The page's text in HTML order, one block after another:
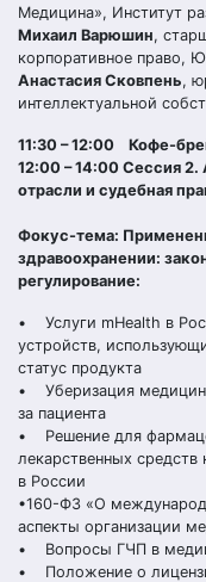
Медицина», Институт
Михаил Варюшин,
корпоративное право,
Анастасия Сковпень,
интеллектуальной
11:30 – 12:00 Кофе-
12:00 – 14:00 Сессия
отрасли и судебная
Фокус-тема:
здравоохранении:
регулирование:
• Услуги mHealth в
устройств,
статус продукта
• Уберизация
за пациента
• Решение для
лекарственных
в России
•160-ФЗ «О
аспекты организации
• Вопросы ГЧП в
• Положение о